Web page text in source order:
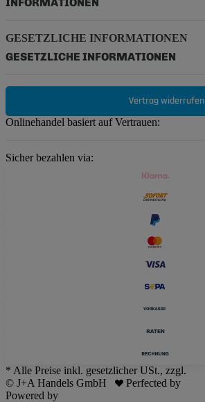
GESETZLICHE INFORMATIONEN
GESETZLICHE INFORMATIONEN
Vertrag widerrufen
Onlinehandel basiert auf Vertrauen:
Sicher bezahlen via:
* Alle Preise inkl. gesetzlicher USt., zzgl.
© J+A Handels GmbH
Perfected by
Powered by